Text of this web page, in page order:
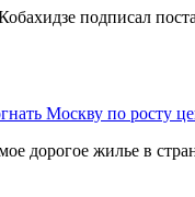
подписал
Москву по росту
дорогое жилье в